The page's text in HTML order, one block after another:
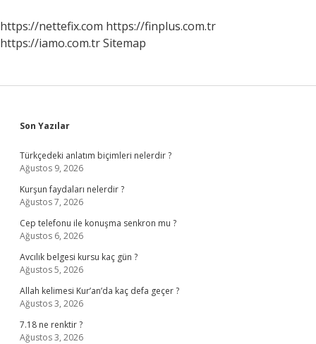
https://nettefix.com https://finplus.com.tr
https://iamo.com.trSitemap
Sidebar
Son Yazılar
Türkçedeki anlatım biçimleri nelerdir ?
Ağustos 9, 2026
Kurşun faydaları nelerdir ?
Ağustos 7, 2026
Cep telefonu ile konuşma senkron mu ?
Ağustos 6, 2026
Avcılık belgesi kursu kaç gün ?
Ağustos 5, 2026
Allah kelimesi Kur’an’da kaç defa geçer ?
Ağustos 3, 2026
7.18 ne renktir ?
Ağustos 3, 2026